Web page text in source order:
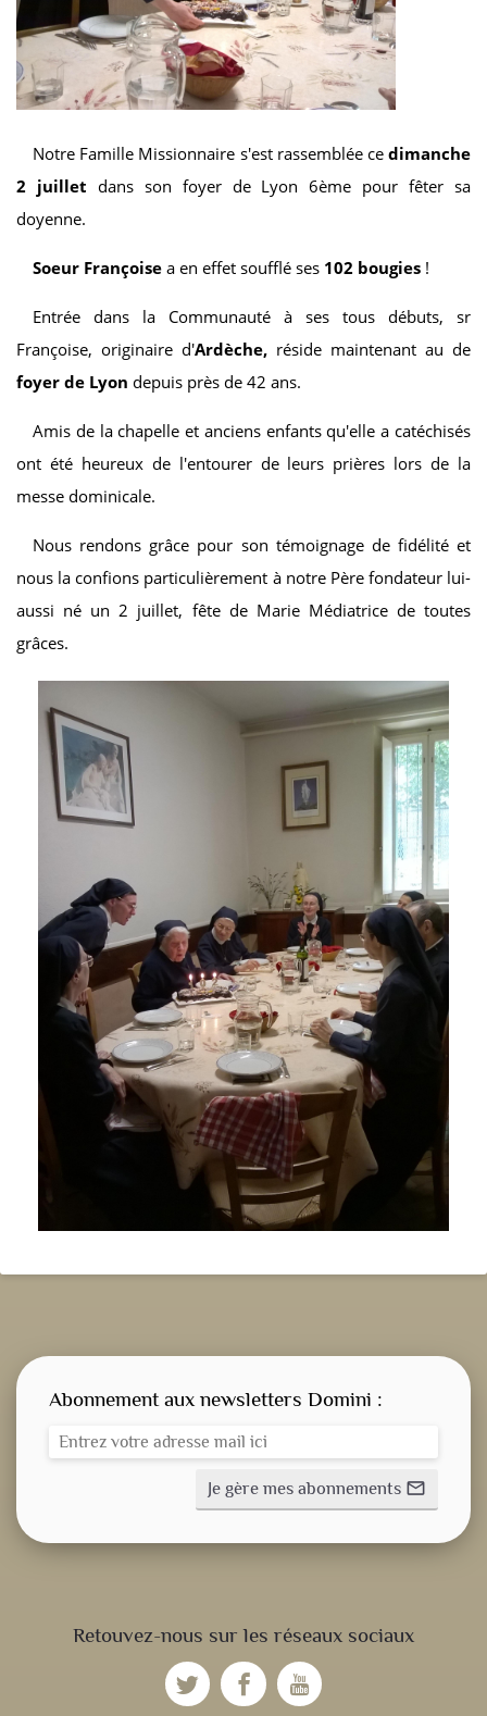
Notre Famille Missionnaire s'est rassemblée ce dimanche
2 juillet dans son foyer de Lyon 6ème pour fêter sa
doyenne.
Soeur Françoise a en effet soufflé ses 102 bougies !
Entrée dans la Communauté à ses tous débuts, sr
Françoise, originaire d'Ardèche, réside maintenant au de
foyer de Lyon depuis près de 42 ans.
Amis de la chapelle et anciens enfants qu'elle a catéchisés
ont été heureux de l'entourer de leurs prières lors de la
messe dominicale.
Nous rendons grâce pour son témoignage de fidélité et
nous la confions particulièrement à notre Père fondateur lui-
aussi né un 2 juillet, fête de Marie Médiatrice de toutes
grâces.
Retouvez-nous sur les réseaux sociaux
Abonnement aux newsletters Domini :
Je gère mes abonnements mail_outline